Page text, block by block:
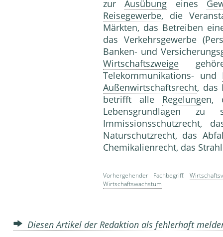
zurAusübung eines
Reisegewerbe, die
Märkten, das Betreiben
das Verkehrsgewerbe
Banken- und
Wirtschaftszweige
Telekommunikations- und
Außenwirtschaftsrecht, das
betrifft alle Regelungen,
Lebensgrundlagen
Immissionsschutzrecht,
Naturschutzrecht, das
Chemikalienrecht, das
Vorhergehender Fachbegriff:
Wirtschaftswachstum
Diesen Artikel der Redaktion als fehlerhaft